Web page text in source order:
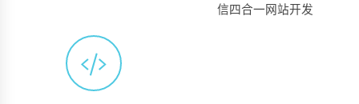
信四合一网站开发